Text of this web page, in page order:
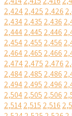
2,4242,425 2,426
2,4342,435 2,436
2,4442,445 2,446
2,4542,455 2,456
2,4642,465 2,466
2,4742,475 2,476
2,4842,485 2,486
2,4942,495 2,496
2,5042,505 2,506
2,5142,515 2,516